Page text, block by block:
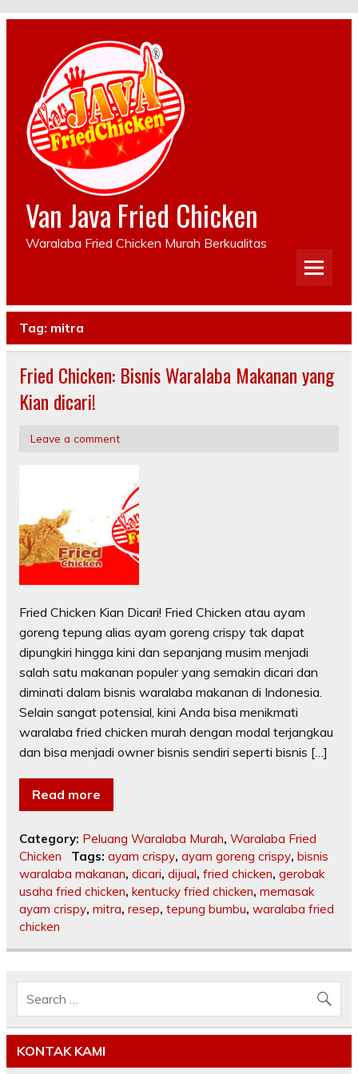
Van Java Fried Chicken
Waralaba Fried Chicken Murah Berkualitas
Tag: mitra
Fried Chicken: Bisnis Waralaba Makanan yang
Kian dicari!
Leave a comment
Fried Chicken Kian Dicari! Fried Chicken atau ayam
goreng tepung alias ayam goreng crispy tak dapat
dipungkiri hingga kini dan sepanjang musim menjadi
salah satu makanan populer yang semakin dicari dan
diminati dalam bisnis waralaba makanan di Indonesia.
Selain sangat potensial, kini Anda bisa menikmati
waralaba fried chicken murah dengan modal terjangkau
dan bisa menjadi owner bisnis sendiri seperti bisnis […]
Read more
Category: Peluang Waralaba Murah, Waralaba Fried
Chicken
Tags: ayam crispy, ayam goreng crispy, bisnis
waralaba makanan, dicari, dijual, fried chicken, gerobak
usaha fried chicken, kentucky fried chicken, memasak
ayam crispy, mitra, resep, tepung bumbu, waralaba fried
chicken
KONTAK KAMI